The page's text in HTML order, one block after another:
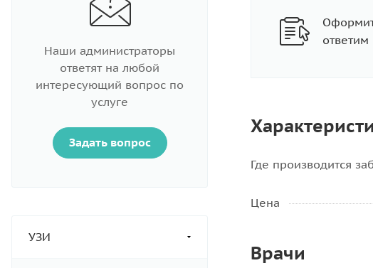
Наши администраторы
ответят на любой
интересующий вопрос по
услуге
Задать вопрос
УЗИ
Где производится
Цена
Врачи